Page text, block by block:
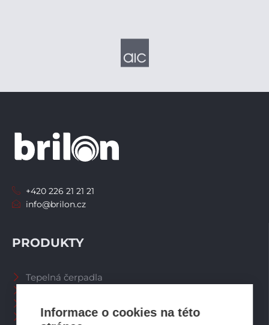
Informace o cookies na této
PRODUKTY
Tepelná čerpadla
Spalinové systémy
+420 226 21 21 21
info@brilon.cz